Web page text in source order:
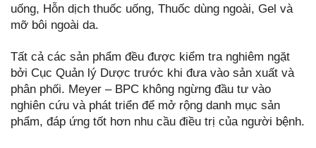
uống, Hỗn dịch thuốc uống, Thuốc dùng ngoài, Gel và
mỡ bôi ngoài da.
Tất cả các sản phẩm đều được kiểm tra nghiêm ngặt
bởi Cục Quản lý Dược trước khi đưa vào sản xuất và
phân phối. Meyer – BPC không ngừng đầu tư vào
nghiên cứu và phát triển để mở rộng danh mục sản
phẩm, đáp ứng tốt hơn nhu cầu điều trị của người bệnh.